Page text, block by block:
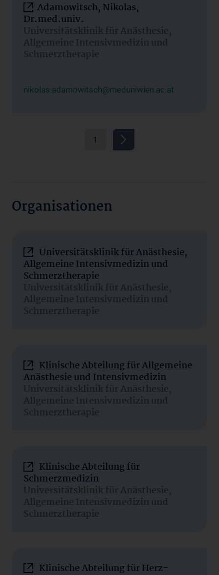
Adamowitsch, Nikolas,
Dr.med.univ.
Universitätsklinik für Anästhesie,
Allgemeine Intensivmedizin und
Schmerztherapie
nikolas.adamowitsch@meduniwien.ac.at
1
Organisationen
Universitätsklinik für Anästhesie,
Allgemeine Intensivmedizin und
Schmerztherapie
Universitätsklinik für Anästhesie,
Allgemeine Intensivmedizin und
Schmerztherapie
Klinische Abteilung für Allgemeine
Anästhesie und Intensivmedizin
Universitätsklinik für Anästhesie,
Allgemeine Intensivmedizin und
Schmerztherapie
Klinische Abteilung für
Schmerzmedizin
Universitätsklinik für Anästhesie,
Allgemeine Intensivmedizin und
Schmerztherapie
Klinische Abteilung für Herz-